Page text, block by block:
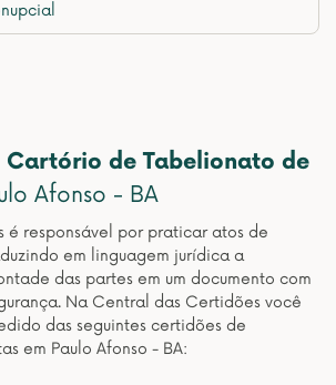
Cartório de Tabelionato de
Afonso - BA
é responsável por praticar atos de
em linguagem jurídica a
das partes em um documento com
Na Central das Certidões você
das seguintes certidões de
em Paulo Afonso - BA: